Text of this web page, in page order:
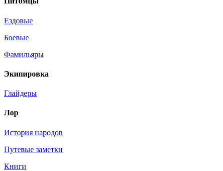
Ездовые
Боевые
Фамильяры
Экипировка
Глайдеры
Лор
История народов
Путевые заметки
Книги